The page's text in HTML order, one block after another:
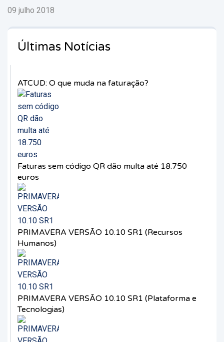
09 julho 2018
Últimas Notícias
ATCUD: O que muda na faturação?
Faturas sem código QR dão multa até 18.750
euros
PRIMAVERA VERSÃO 10.10 SR1 (Recursos
Humanos)
PRIMAVERA VERSÃO 10.10 SR1 (Plataforma e
Tecnologias)